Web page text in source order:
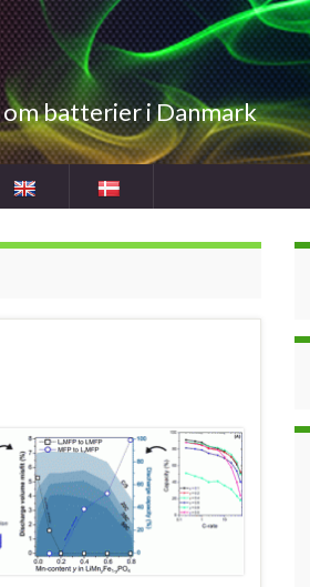
batterier i Danmark